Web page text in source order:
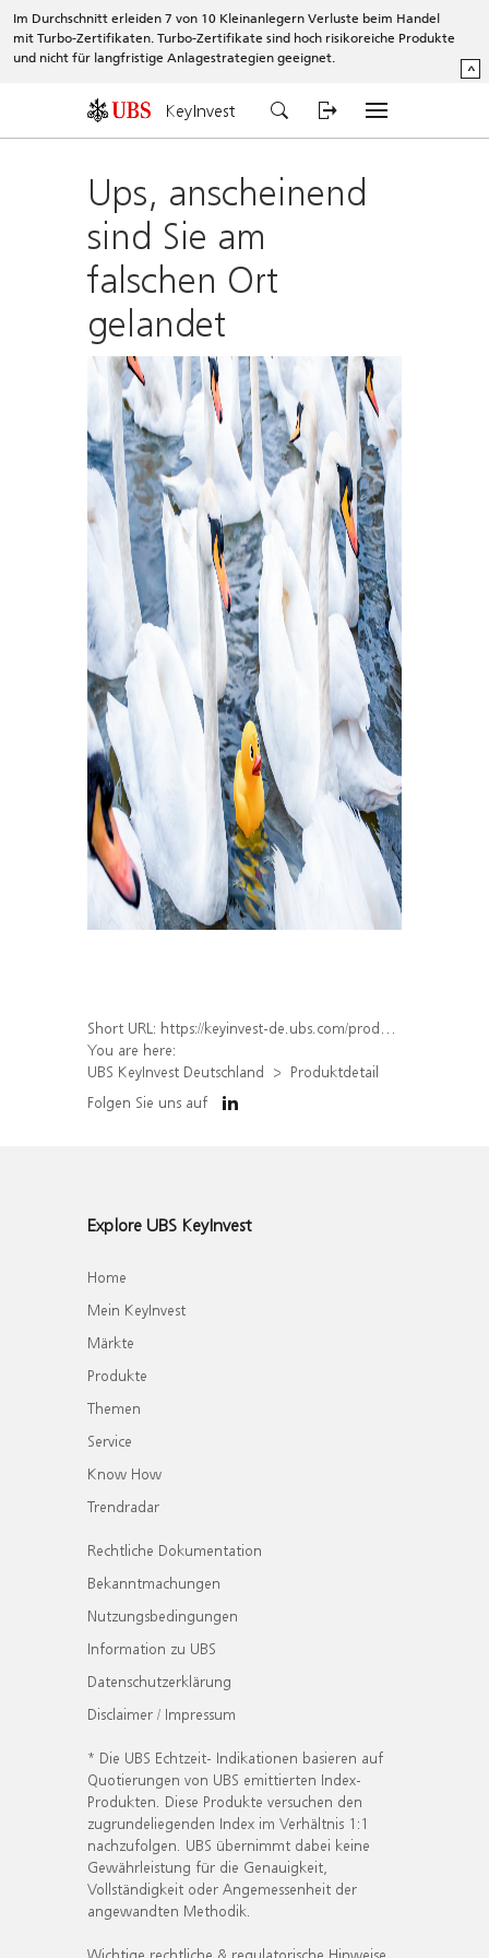
Im Durchschnitt erleiden 7 von 10 Kleinanlegern Verluste beim Handel
mit Turbo-Zertifikaten. Turbo-Zertifikate sind hoch risikoreiche Produkte
und nicht für langfristige Anlagestrategien geeignet.
^
KeyInvest
Ups, anscheinend
sind Sie am
falschen Ort
gelandet
Short URL: https://keyinvest-de.ubs.com/produkt/detail/index/isin/DE000WA75TK0
You are here:
UBS KeyInvest Deutschland
Produktdetail
Folgen Sie uns auf
Explore UBS KeyInvest
Home
Mein KeyInvest
Märkte
Produkte
Themen
Service
Know How
Trendradar
Rechtliche Dokumentation
Bekanntmachungen
Nutzungsbedingungen
Information zu UBS
Datenschutzerklärung
Disclaimer / Impressum
* Die UBS Echtzeit- Indikationen basieren auf
Quotierungen von UBS emittierten Index-
Produkten. Diese Produkte versuchen den
zugrundeliegenden Index im Verhältnis 1:1
nachzufolgen. UBS übernimmt dabei keine
Gewährleistung für die Genauigkeit,
Vollständigkeit oder Angemessenheit der
angewandten Methodik.